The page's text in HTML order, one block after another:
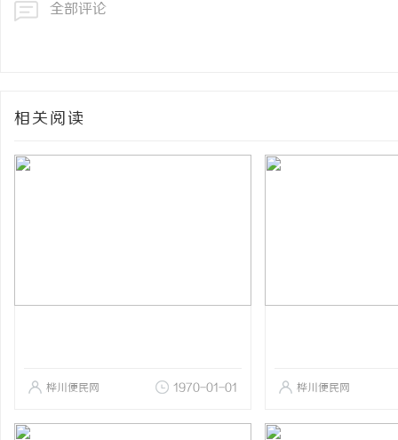
全部评论
相关阅读
桦川便民网 1970-01-01 桦川便民网